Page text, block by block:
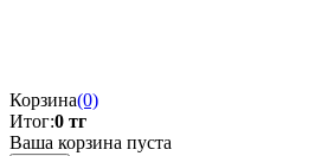
Корзина(0)
Итог:0 тг
Ваша корзина пуста